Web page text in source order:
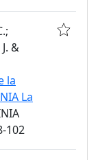
&
la
La
102